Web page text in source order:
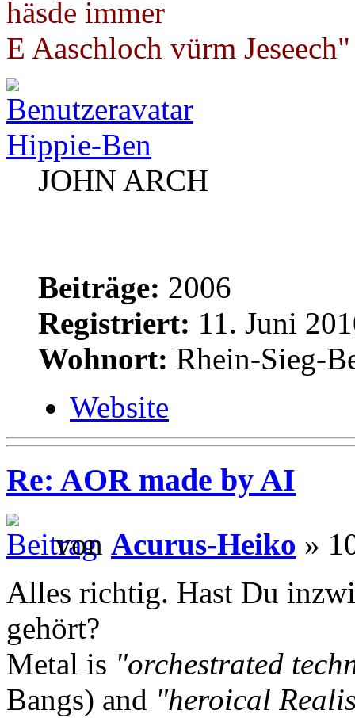
häsde immer
E Aaschloch vürm Jeseech"
Hippie-Ben
JOHN ARCH
Beiträge: 2006
Registriert: 11. Juni
Wohnort: Rhein-Sieg-
Website
Re: AOR made by AI
von Acurus-Heiko »
Alles richtig. Hast Du
gehört?
Metal is "orchestrated
Bangs) and "heroical